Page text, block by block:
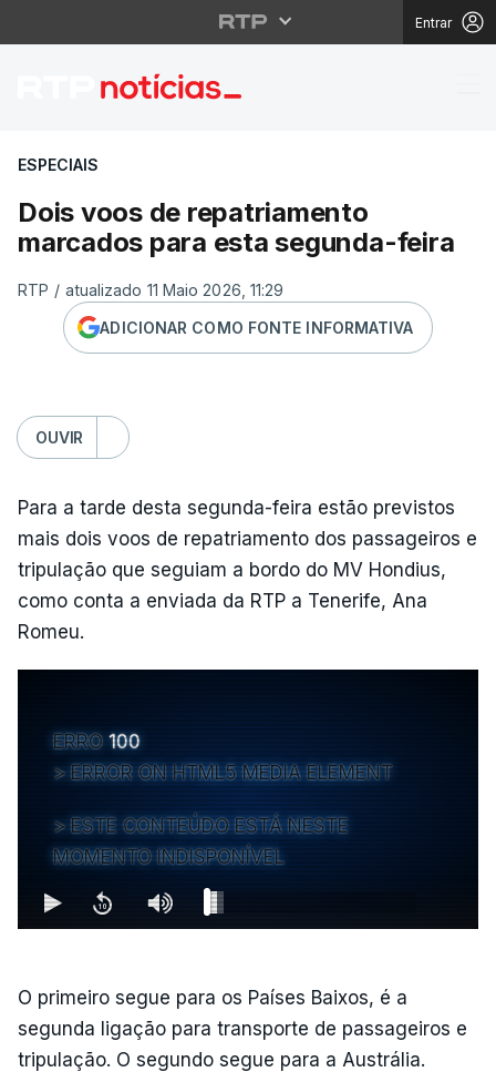
Entrar
Dois voos de
ESPECIAIS
Dois voos de repatriamento
marcados para esta segunda-feira
RTP / atualizado 11 Maio 2026, 11:29
ADICIONAR COMO FONTE INFORMATIVA
OUVIR
Para a tarde desta segunda-feira estão previstos
mais dois voos de repatriamento dos passageiros e
tripulação que seguiam a bordo do MV Hondius,
como conta a enviada da RTP a Tenerife, Ana
Romeu.
ERRO 100
ERROR ON HTML5 MEDIA ELEMENT
ESTE CONTEÚDO ESTÁ NESTE
MOMENTO INDISPONÍVEL
O primeiro segue para os Países Baixos, é a
segunda ligação para transporte de passageiros e
tripulação. O segundo segue para a Austrália.